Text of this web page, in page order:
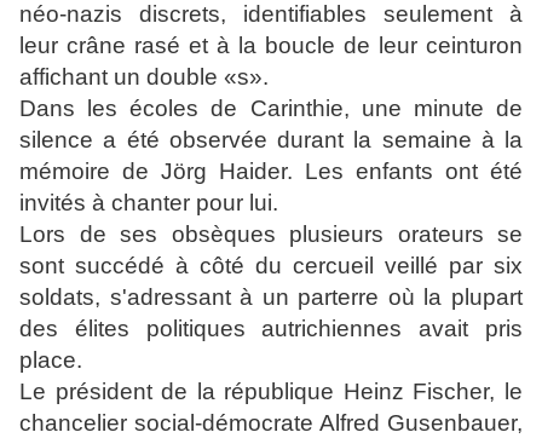
néo-nazis discrets, identifiables seulement à
leur crâne rasé et à la boucle de leur ceinturon
affichant un double «s».
Dans les écoles de Carinthie, une minute de
silence a été observée durant la semaine à la
mémoire de Jörg Haider. Les enfants ont été
invités à chanter pour lui.
Lors de ses obsèques plusieurs orateurs se
sont succédé à côté du cercueil veillé par six
soldats, s'adressant à un parterre où la plupart
des élites politiques autrichiennes avait pris
place.
Le président de la république Heinz Fischer, le
chancelier social-démocrate Alfred Gusenbauer,